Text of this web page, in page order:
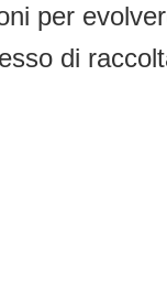
per
di